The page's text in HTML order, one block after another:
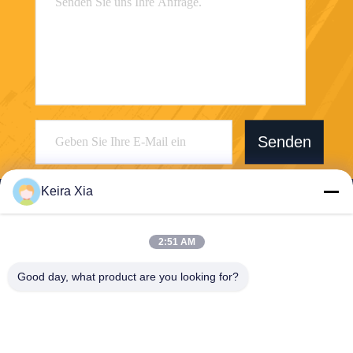
Senden
Technology Co. Ltd
Keira Xia
2:51 AM
Good day, what product are you looking for?